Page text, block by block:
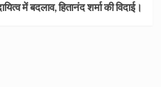
में बदलाव, हितानंद शर्मा की विदाई।